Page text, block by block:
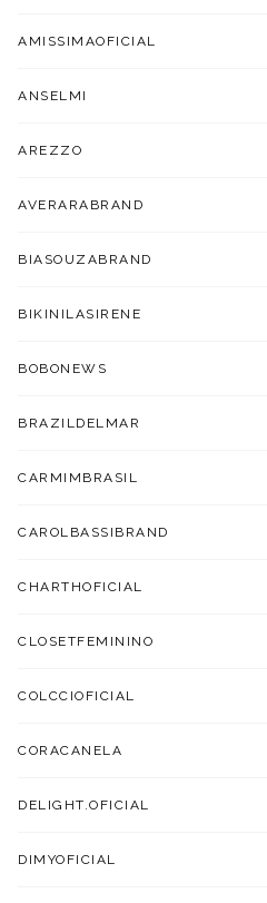
AMISSIMAOFICIAL
ANSELMI
AREZZO
AVERARABRAND
BIASOUZABRAND
BIKINILASIRENE
BOBONEWS
BRAZILDELMAR
CARMIMBRASIL
CAROLBASSIBRAND
CHARTHOFICIAL
CLOSETFEMININO
COLCCIOFICIAL
CORACANELA
DELIGHT.OFICIAL
DIMYOFICIAL